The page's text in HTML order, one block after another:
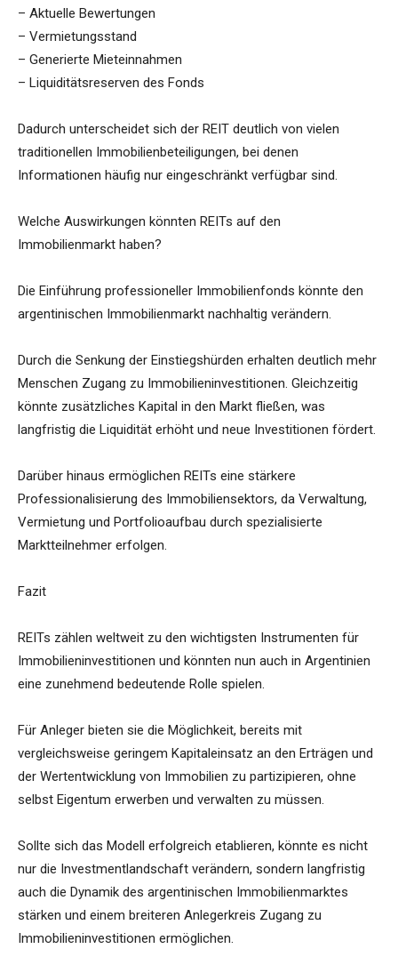
– Aktuelle Bewertungen
– Vermietungsstand
– Generierte Mieteinnahmen
– Liquiditätsreserven des Fonds
Dadurch unterscheidet sich der REIT deutlich von vielen
traditionellen Immobilienbeteiligungen, bei denen
Informationen häufig nur eingeschränkt verfügbar sind.
Welche Auswirkungen könnten REITs auf den
Immobilienmarkt haben?
Die Einführung professioneller Immobilienfonds könnte den
argentinischen Immobilienmarkt nachhaltig verändern.
Durch die Senkung der Einstiegshürden erhalten deutlich mehr
Menschen Zugang zu Immobilieninvestitionen. Gleichzeitig
könnte zusätzliches Kapital in den Markt fließen, was
langfristig die Liquidität erhöht und neue Investitionen fördert.
Darüber hinaus ermöglichen REITs eine stärkere
Professionalisierung des Immobiliensektors, da Verwaltung,
Vermietung und Portfolioaufbau durch spezialisierte
Marktteilnehmer erfolgen.
Fazit
REITs zählen weltweit zu den wichtigsten Instrumenten für
Immobilieninvestitionen und könnten nun auch in Argentinien
eine zunehmend bedeutende Rolle spielen.
Für Anleger bieten sie die Möglichkeit, bereits mit
vergleichsweise geringem Kapitaleinsatz an den Erträgen und
der Wertentwicklung von Immobilien zu partizipieren, ohne
selbst Eigentum erwerben und verwalten zu müssen.
Sollte sich das Modell erfolgreich etablieren, könnte es nicht
nur die Investmentlandschaft verändern, sondern langfristig
auch die Dynamik des argentinischen Immobilienmarktes
stärken und einem breiteren Anlegerkreis Zugang zu
Immobilieninvestitionen ermöglichen.